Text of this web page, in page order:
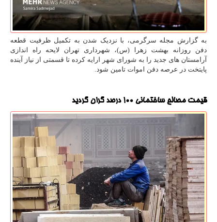
به گزارش مجله سرگرمی، با نزدیک شدن به تکمیل ظرفیت قطعه
دفن روزانه بهشت زهرا (س)، شهرداری تهران لایحه راه اندازی
آرامستان های جدید را به شورای شهر ارایه کرده تا قسمتی از نیاز آینده
پایتخت در عرصه دفن اموات تامین شود.
قیمت مصالح ساختمانی ۱۰۰ درصد گران گردید